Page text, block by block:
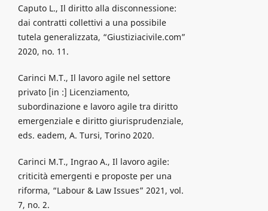
Caputo L., Il diritto alla disconnessione:
dai contratti collettivi a una possibile
tutela generalizzata, “Giustiziacivile.com”
2020, no. 11.
Carinci M.T., Il lavoro agile nel settore
privato [in :] Licenziamento,
subordinazione e lavoro agile tra diritto
emergenziale e diritto giurisprudenziale,
eds. eadem, A. Tursi, Torino 2020.
Carinci M.T., Ingrao A., Il lavoro agile:
criticità emergenti e proposte per una
riforma, “Labour & Law Issues” 2021, vol.
7, no. 2.